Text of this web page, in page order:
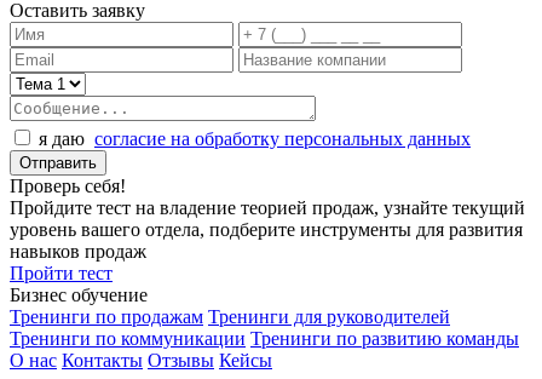
Оставить заявку
я даю согласие на обработку персональных данных
Проверь себя!
Пройдите тест на владение теорией продаж, узнайте текущий
уровень вашего отдела, подберите инструменты для развития
навыков продаж
Пройти тест
Бизнес обучение
Тренинги по продажам Тренинги для руководителей
Тренинги по коммуникации Тренинги по развитию команды
О нас Контакты Отзывы Кейсы